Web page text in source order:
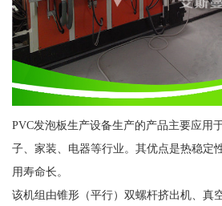
PVC发泡板生产设备生产的产品主要应用
子、家装、电器等行业。其优点是热稳定
用寿命长。
该机组由锥形（平行）双螺杆挤出机、真